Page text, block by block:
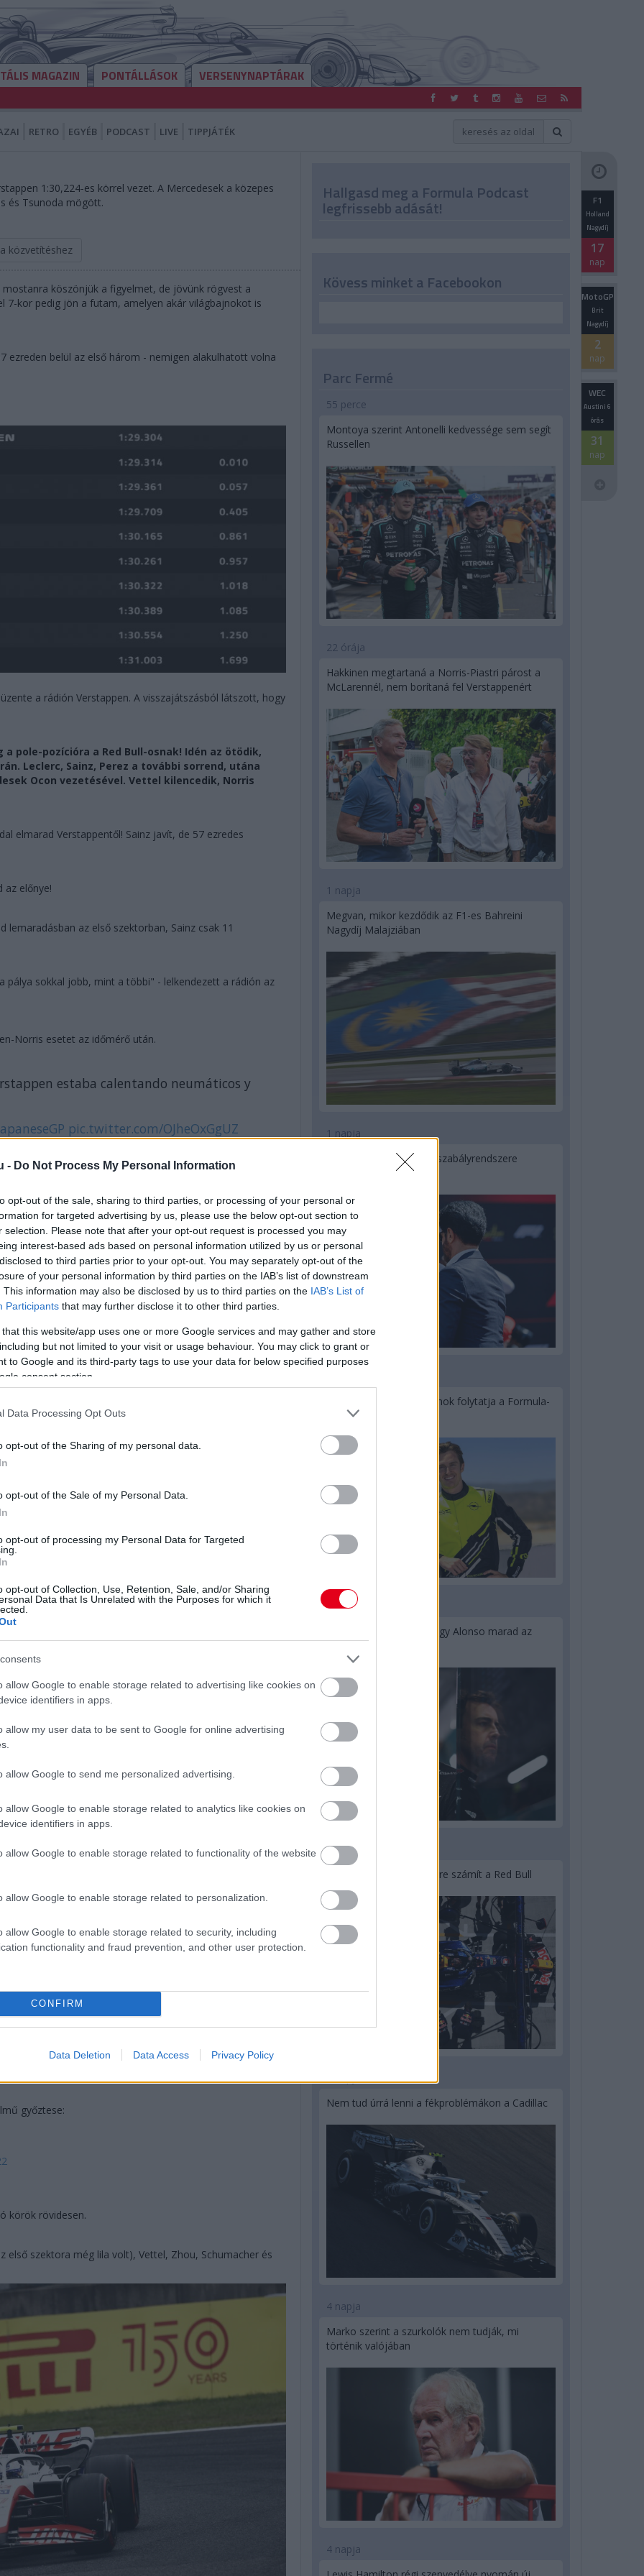
- Do Not Process My Personal Information
opt-out of the sale, sharing to third parties, or processing of your personal or
for targeted advertising by us, please use the below opt-out section to
selection. Please note that after your opt-out request is processed you may
interest-based ads based on personal information utilized by us or personal
to third parties prior to your opt-out. You may separately opt-out of the
of your personal information by third parties on the IAB’s list of downstream
This information may also be disclosed by us to third parties on the IAB’s List of
Participants that may further disclose it to other third parties.
that this website/app uses one or more Google services and may gather and store
but not limited to your visit or usage behaviour. You may click to grant or
to Google and its third-party tags to use your data for below specified purposes
consent section.
Data Processing Opt Outs
opt-out of the Sharing of my personal data.
opt-out of the Sale of my Personal Data.
opt-out of processing my Personal Data for Targeted
opt-out of Collection, Use, Retention, Sale, and/or Sharing
Data that Is Unrelated with the Purposes for which it
allow Google to enable storage related to advertising like cookies on
identifiers in apps.
allow my user data to be sent to Google for online advertising
allow Google to send me personalized advertising.
allow Google to enable storage related to analytics like cookies on
identifiers in apps.
allow Google to enable storage related to functionality of the website
allow Google to enable storage related to personalization.
allow Google to enable storage related to security, including
functionality and fraud prevention, and other user protection.
CONFIRM
Data Deletion Data Access Privacy Policy
MAGAZIN PONTÁLLÁSOK VERSENYNAPTÁRAK
RETRO EGYÉB PODCAST LIVE TIPPJÁTÉK
1:30,224-es körrel vezet. A Mercedesek a közepes
és Tsunoda mögött.
közvetítéshez
köszönjük a figyelmet, de jövünk rögvest a
7-kor pedig jön a futam, amelyen akár világbajnokot is
ezreden belül az első három - nemigen alakulhatott volna
a rádión Verstappen. A visszajátszásból látszott, hogy
pole-pozícióra a Red Bull-osnak! Idén az ötödik,
Leclerc, Sainz, Perez a további sorrend, utána
Ocon vezetésével. Vettel kilencedik, Norris
elmarad Verstappentől! Sainz javít, de 57 ezredes
az előnye!
az első szektorban, Sainz csak 11
pálya sokkal jobb, mint a többi" - lelkendezett a rádión az
Norris esetet az időmérő után.
estaba calentando neumáticos y
pic.twitter.com/OJheOxGgUZ
utolsó öt perc.
melegítette a gumikat, mögötte pedig Norris
szaladnia félig a fűre.
de Verstappen még gyorsabb, 1:29,304-gyel az élen a
mögöttük pedig Alonso a Mercedesek előtt.
bokszban Leclerc és Verstappen között, de nem tűnt
rövidesen az első próbálkozások.
- méghozzá nem is akármilyen helyeken -, a két
Vettel továbbjutása a pozitív meglepetés:
való kijövetelkor: Tsunoda nagyon lassan jött ki,
mellette.
bejön 1:30 alá, ő zárta az élen a Q2-t. Alonso a
a Ferrarik csak a 6. és 9. helyeken. Ricciardo végül
Zhou, Schumacher búcsúznak még.
konkrétan lilul az első szektorban.
győztese:
körök rövidesen.
első szektora még lila volt), Vettel, Zhou, Schumacher és
Hallgasd meg a Formula Podcast
legfrissebb adását! F1
Holland
Nagydíj
17
nap
MotoGP
Brit
Nagydíj
2
nap
WEC
Austini 6
órás
31
nap
Kövess minket a Facebookon
Parc Fermé
55 perce
Montoya szerint Antonelli kedvessége sem segít
Russellen
22 órája
Hakkinen megtartaná a Norris-Piastri párost a
McLarennél, nem borítaná fel Verstappenért
1 napja
Megvan, mikor kezdődik az F1-es Bahreini
Nagydíj Malajziában
1 napja
Ilyen lehet a jövő F1-es szabályrendszere
Domenicali szerint
Újabb korábbi F2-es bajnok folytatja a Formula-
E-ben
2 napja
Newey biztos benne, hogy Alonso marad az
3 napja
Lassuló fejlesztési ütemre számít a Red Bull
Nem tud úrrá lenni a fékproblémákon a Cadillac
4 napja
Marko szerint a szurkolók nem tudják, mi
történik valójában
4 napja